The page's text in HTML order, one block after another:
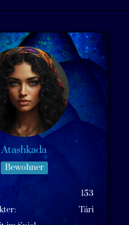
Atashkada
Bewohner
153
Tári